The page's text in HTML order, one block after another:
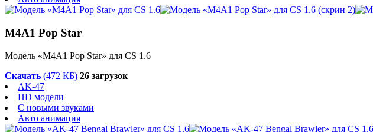
M4A1 Pop Star
Модель «M4A1 Pop Star» для CS 1.6
Скачать (472 КБ) 26 загрузок
AK-47
HD модели
С новыми звуками
Авто анимация